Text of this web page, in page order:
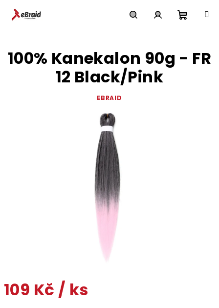
košík
109 Kč / ks
100% Kanekalon 90g - FR
12 Black/Pink
EBRAID